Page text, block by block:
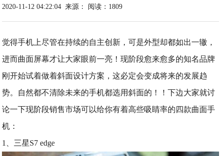
2020-11-12 04:22:04 来源： 阅读：1809
觉得手机上尽管在持续的自主创新，可是外型却都如出一辙，
进而曲面屏幕才让大家眼前一亮！现阶段愈来愈多的知名品牌
刚开始试着做着斜面设计方案，这必定会变成将来的发展趋
势。自然都不清除未来的手机都选用斜面的！！下边大家就讨
论一下现阶段销售市场可以给你有着高些吸睛率的四款曲面手
机：
1、三星S7 edge